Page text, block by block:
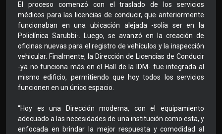
El proceso comenzó con el traslado de los servicios
médicos para las licencias de conducir, que anteriormente
funcionaban en una ubicación alejada -solía ser en la
Policlínica Sarubbi-. Luego, se avanzó en la creación de
oficinas nuevas para el registro de vehículos y la inspección
vehicular. Finalmente, la Dirección de Licencias de Conducir
-ya no funciona más en el Hall de la IDM- fue integrada al
mismo edificio, permitiendo que hoy todos los servicios
funcionen en un único espacio.
“Hoy es una Dirección moderna, con el equipamiento
adecuado a las necesidades de una institución como esta, y
enfocada en brindar la mejor respuesta y comodidad al